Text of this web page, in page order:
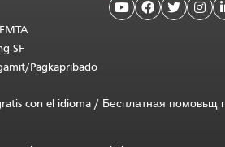
SF
Pagkapribado
   
con el idioma / Бесплатная помовьщ